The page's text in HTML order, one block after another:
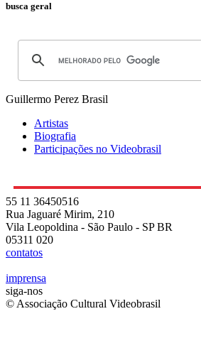
busca geral
Guillermo Perez Brasil
Artistas
Biografia
Participações no Videobrasil
55 11 36450516
Rua Jaguaré Mirim, 210
Vila Leopoldina - São Paulo - SP BR
05311 020
contatos
imprensa
siga-nos
© Associação Cultural Videobrasil